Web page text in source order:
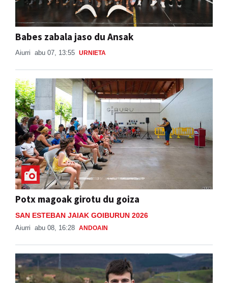
Babes zabala jaso du Ansak
Aiurri abu 07, 13:55 URNIETA
Potx magoak girotu du goiza
SAN ESTEBAN JAIAK GOIBURUN 2026
Aiurri abu 08, 16:28 ANDOAIN